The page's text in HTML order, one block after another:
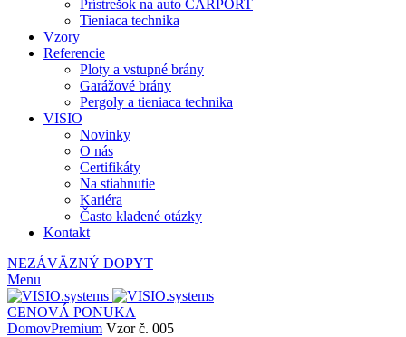
Prístrešok na auto CARPORT
Tieniaca technika
Vzory
Referencie
Ploty a vstupné brány
Garážové brány
Pergoly a tieniaca technika
VISIO
Novinky
O nás
Certifikáty
Na stiahnutie
Kariéra
Často kladené otázky
Kontakt
NEZÁVÄZNÝ DOPYT
Menu
CENOVÁ PONUKA
DomovPremium Vzor č. 005